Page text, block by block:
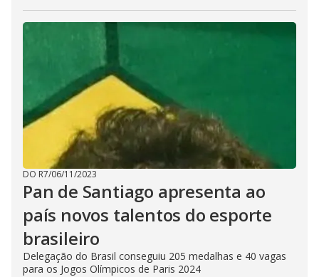
DO R7/06/11/2023
Pan de Santiago apresenta ao
país novos talentos do esporte
brasileiro
Delegação do Brasil conseguiu 205 medalhas e 40 vagas
para os Jogos Olímpicos de Paris 2024